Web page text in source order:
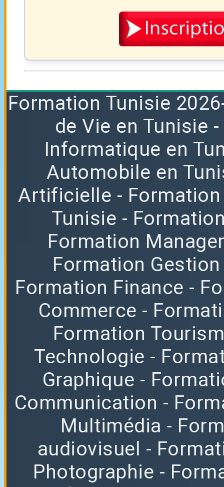
Formation Tunisie
de Vie en Tunisie -
Informatique en
Automobile en
Artificielle -
Tunisie -
Formation
Formation Gestion
Formation Finance -
Commerce -
Formation
Technologie -
Graphique -
Communication -
Multimédia -
audiovisuel -
Photographie -